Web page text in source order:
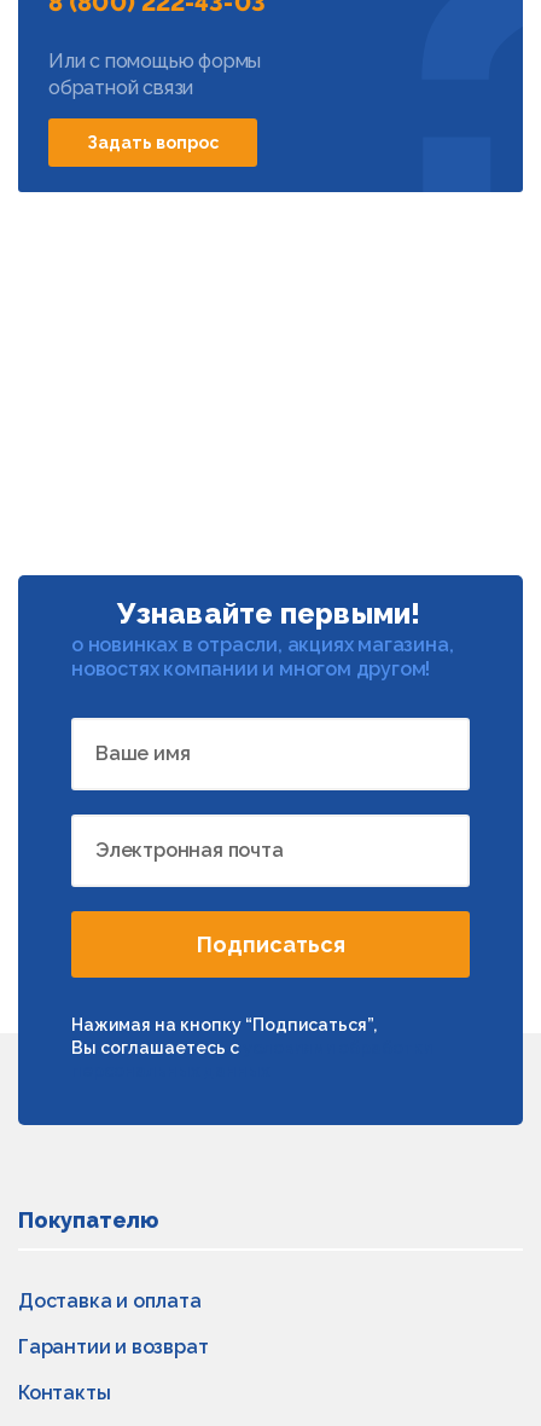
Или с помощью формы
обратной связи
Задать вопрос
Узнавайте первыми!
о новинках в отрасли, акциях магазина,
новостях компании и многом другом!
Ваше имя
Электронная почта
Подписаться
Нажимая на кнопку “Подписаться”,
Вы соглашаетесь с
Покупателю
Доставка и оплата
Гарантии и возврат
Контакты